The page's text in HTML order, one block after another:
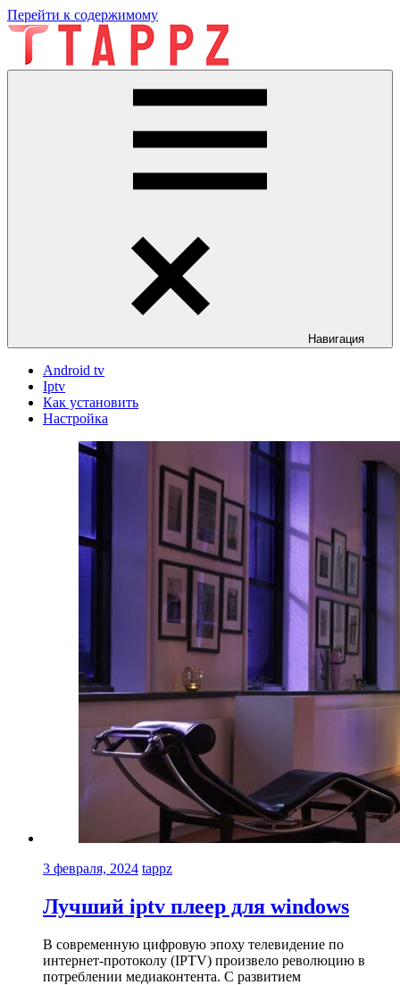
Перейти к содержимому
Навигация
Android tv
Iptv
Как установить
Настройка
3 февраля, 2024 tappz
Лучший iptv плеер для windows
В современную цифровую эпоху телевидение по
интернет-протоколу (IPTV) произвело революцию в
потреблении медиаконтента. С развитием